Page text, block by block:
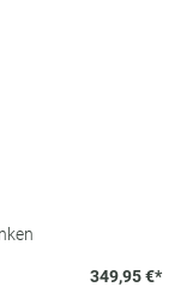
349,95 €*